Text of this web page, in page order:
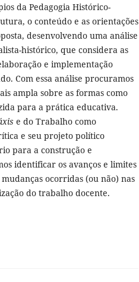
da Pedagogia Histórico-
o conteúdo e as orientações
desenvolvendo uma análise
histórico, que considera as
e implementação
Com essa análise procuramos
ampla sobre as formas como
para a prática educativa.
e do Trabalho como
e seu projeto político
para a construção e
identificar os avanços e limites
ocorridas (ou não) nas
do trabalho docente.